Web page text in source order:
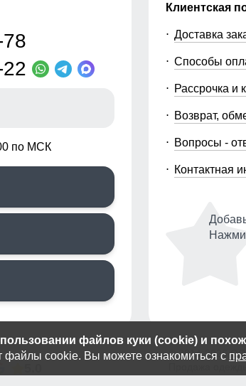
файлов куки (cookie) и
файлы cookie. Вы можете ознакомиться с
по МСК
Клиентская
Доставка
Способы
Рассрочка и
Возврат,
Вопросы -
Контактная
© 2014-2026